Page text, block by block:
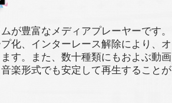
が豊富なメディアプレーヤーです。
化、インターレース解除により、オ
す。また、数十種類にもおよぶ動画
楽形式でも安定して再生することが